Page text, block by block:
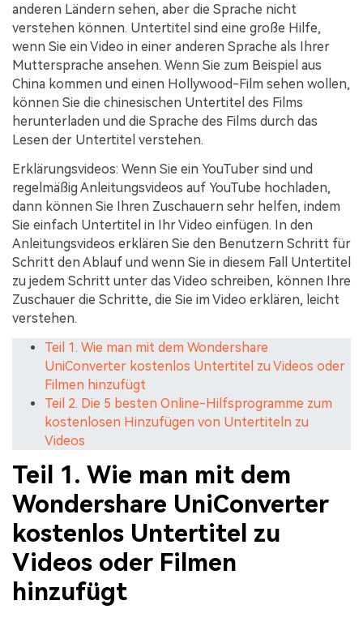
anderen Ländern sehen, aber die Sprache nicht
verstehen können. Untertitel sind eine große Hilfe,
wenn Sie ein Video in einer anderen Sprache als Ihrer
Muttersprache ansehen. Wenn Sie zum Beispiel aus
China kommen und einen Hollywood-Film sehen wollen,
können Sie die chinesischen Untertitel des Films
herunterladen und die Sprache des Films durch das
Lesen der Untertitel verstehen.
Erklärungsvideos: Wenn Sie ein YouTuber sind und
regelmäßig Anleitungsvideos auf YouTube hochladen,
dann können Sie Ihren Zuschauern sehr helfen, indem
Sie einfach Untertitel in Ihr Video einfügen. In den
Anleitungsvideos erklären Sie den Benutzern Schritt für
Schritt den Ablauf und wenn Sie in diesem Fall Untertitel
zu jedem Schritt unter das Video schreiben, können Ihre
Zuschauer die Schritte, die Sie im Video erklären, leicht
verstehen.
Teil 1. Wie man mit dem Wondershare
UniConverter kostenlos Untertitel zu Videos oder
Filmen hinzufügt
Teil 2. Die 5 besten Online-Hilfsprogramme zum
kostenlosen Hinzufügen von Untertiteln zu
Videos
Teil 1. Wie man mit dem
Wondershare UniConverter
kostenlos Untertitel zu
Videos oder Filmen
hinzufügt